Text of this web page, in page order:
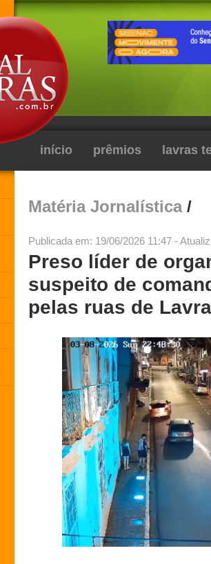
início prêmios lavras
Matéria Jornalística/
Publicada em: 19/06/2026 11:47 -
Preso líder de
suspeito de
pelas ruas de